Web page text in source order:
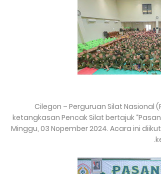
Cilegon – Perguruan Silat Nasional
ketangkasan Pencak Silat bertajuk
Minggu, 03 Nopember 2024. Acara ini